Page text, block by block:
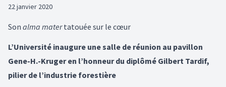
22 janvier 2020
Son alma matertatouée sur le cœur
L’Université inaugure une salle de réunion au pavillon
Gene-H.-Kruger en l’honneur du diplômé Gilbert Tardif,
pilier de l’industrie forestière